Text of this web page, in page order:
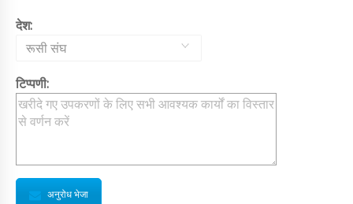
देश:
रूसी संघ
टिप्पणी:
अनुरोध भेजा